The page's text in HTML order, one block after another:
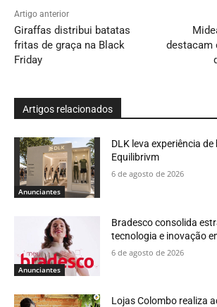
Artigo anterior
Giraffas distribui batatas
fritas de graça na Black
Friday
destacam
Artigos relacionados
Anunciantes
DLK leva experiência
Equilibrivm
6 de agosto de 2026
Anunciantes
Bradesco consolida
tecnologia e inovação
6 de agosto de 2026
Lojas Colombo realiza